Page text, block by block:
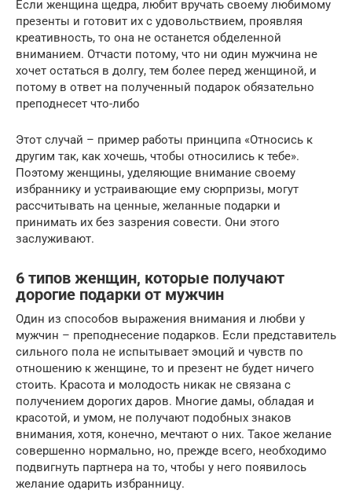
Если женщина щедра, любит вручать своему любимому
презенты и готовит их с удовольствием, проявляя
креативность, то она не останется обделенной
вниманием. Отчасти потому, что ни один мужчина не
хочет остаться в долгу, тем более перед женщиной, и
потому в ответ на полученный подарок обязательно
преподнесет что-либо
Этот случай – пример работы принципа «Относись к
другим так, как хочешь, чтобы относились к тебе».
Поэтому женщины, уделяющие внимание своему
избраннику и устраивающие ему сюрпризы, могут
рассчитывать на ценные, желанные подарки и
принимать их без зазрения совести. Они этого
заслуживают.
6 типов женщин, которые получают
дорогие подарки от мужчин
Один из способов выражения внимания и любви у
мужчин – преподнесение подарков. Если представитель
сильного пола не испытывает эмоций и чувств по
отношению к женщине, то и презент не будет ничего
стоить. Красота и молодость никак не связана с
получением дорогих даров. Многие дамы, обладая и
красотой, и умом, не получают подобных знаков
внимания, хотя, конечно, мечтают о них. Такое желание
совершенно нормально, но, прежде всего, необходимо
подвигнуть партнера на то, чтобы у него появилось
желание одарить избранницу.